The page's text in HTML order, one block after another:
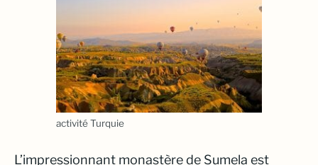
activité Turquie
L’impressionnant monastère de Sumela est